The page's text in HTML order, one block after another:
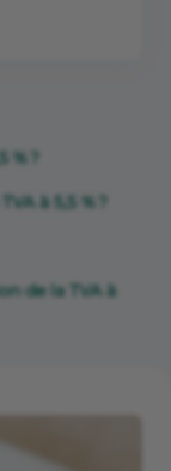
% ?
à 5,5 % ?
de la TVA à